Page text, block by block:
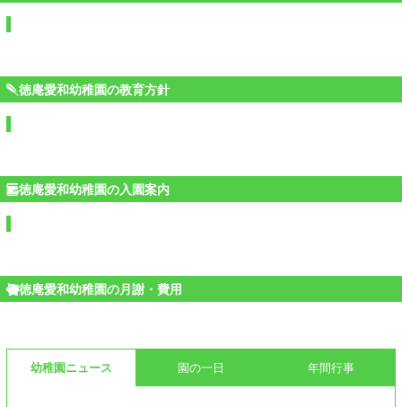
徳庵愛和幼稚園の教育方針
徳庵愛和幼稚園の入園案内
徳庵愛和幼稚園の月謝・費用
幼稚園ニュース 園の一日 年間行事